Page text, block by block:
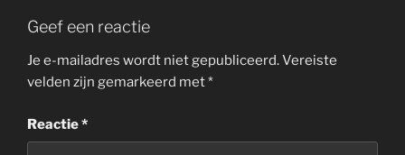
Geef een reactie
Je e-mailadres wordt niet gepubliceerd.Vereiste
velden zijn gemarkeerd met*
Reactie*